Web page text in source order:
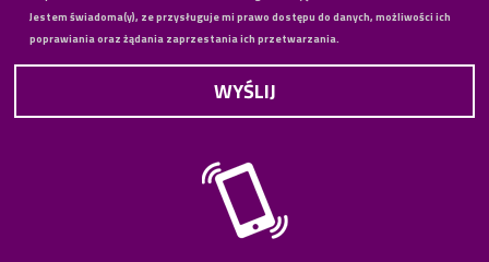
Jestem świadoma(y), ze przysługuje mi prawo dostępu do danych, możliwości ich
poprawiania oraz żądania zaprzestania ich przetwarzania.